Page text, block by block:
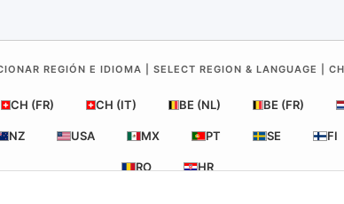
REGIÓN E IDIOMA | SELECT REGION & LANGUAGE |
CH (FR) CH (IT) BE (NL) BE (FR)
NZ USA MX PT SE FI
RO HR